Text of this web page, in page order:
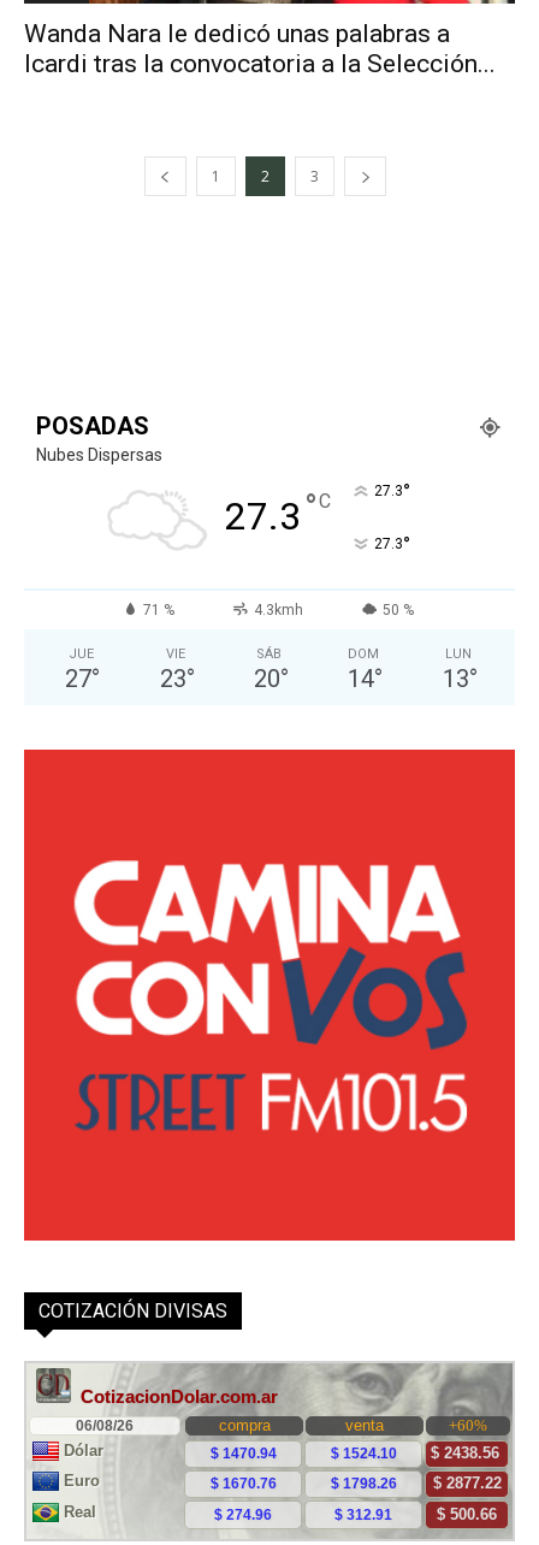
Wanda Nara le dedicó unas palabras a
Icardi tras la convocatoria a la Selección...
1 2 3
POSADAS
Nubes Dispersas
27.3 °C 27.3°
27.3°
71 % 4.3kmh 50 %
JUE
27°
VIE
23°
SÁB
20°
DOM
14°
LUN
13°
COTIZACIÓN DIVISAS